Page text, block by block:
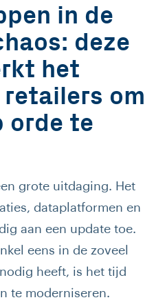
in de
deze
het
om
orde te
grote uitdaging. Het
dataplatformen en
aan een update toe.
eens in de zoveel
heeft, is het tijd
te moderniseren.